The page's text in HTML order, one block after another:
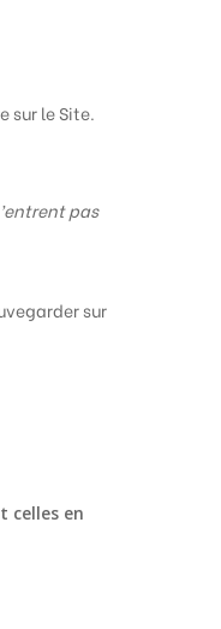
sur le Site.
pas
sur
celles en